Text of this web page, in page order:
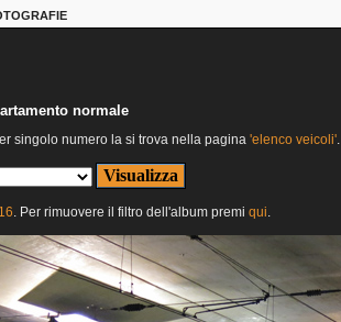
normale
singolo numero la si trova nella pagina 'elenco veicoli'.
. Per rimuovere il filtro dell'album premi qui.